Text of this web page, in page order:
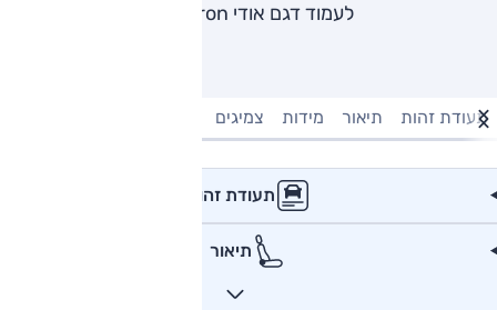
לעמוד דגם אודי e-tron
תעודת זהות תיאור מידות צמיגים
תעודת זהות
תיאור